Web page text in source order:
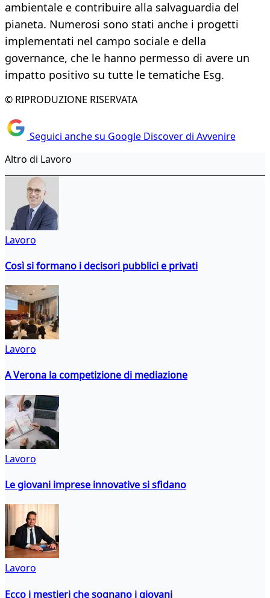
ambientale e contribuire alla salvaguardia del
pianeta. Numerosi sono stati anche i progetti
implementati nel campo sociale e della
governance, che le hanno permesso di avere un
impatto positivo su tutte le tematiche Esg.
© RIPRODUZIONE RISERVATA
Seguici anche su Google Discover di Avvenire
Altro di Lavoro
Lavoro
Così si formano i decisori pubblici e privati
Lavoro
A Verona la competizione di mediazione
Lavoro
Le giovani imprese innovative si sfidano
Lavoro
Ecco i mestieri che sognano i giovani